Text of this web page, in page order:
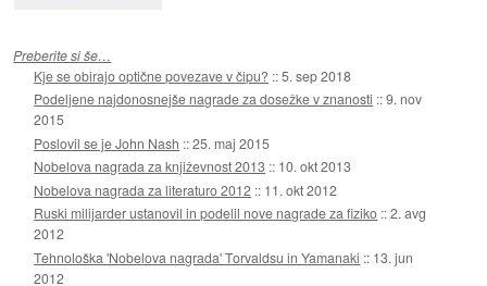
Preberite si še…
Kje se obirajo optične povezave v čipu? ::5. sep 2018
Podeljene najdonosnejše nagrade za dosežke v znanosti ::9. nov
2015
Poslovil se je John Nash ::25. maj 2015
Nobelova nagrada za književnost 2013 :: 10. okt 2013
Nobelova nagrada za literaturo 2012 :: 11. okt 2012
Ruski milijarder ustanovil in podelil nove nagrade za fiziko ::2. avg
2012
Tehnološka 'Nobelova nagrada' Torvaldsu in Yamanaki :: 13. jun
2012